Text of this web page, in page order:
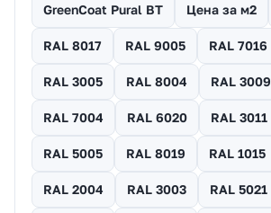
GreenCoat Pural BT Цена за м2
RAL 8017 RAL 9005 RAL 7016
RAL 3005 RAL 8004 RAL 3009
RAL 7004 RAL 6020 RAL 3011
RAL 5005 RAL 8019 RAL 1015
RAL 2004 RAL 3003 RAL 5021